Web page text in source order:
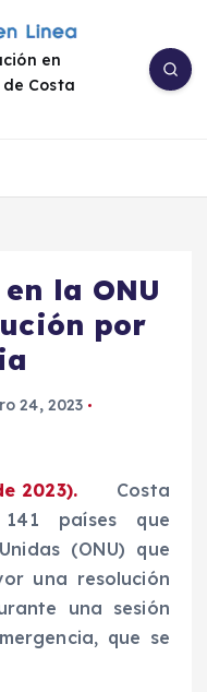
en
Costa
la ONU
por
24, 2023
de 2023). Costa
países que
(ONU) que
una resolución
una sesión
que se